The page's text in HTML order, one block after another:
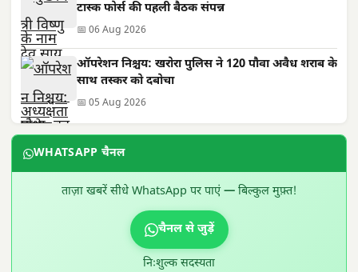
टास्क फोर्स की पहली बैठक संपन्न
📅 06 Aug 2026
ऑपरेशन निश्चय: खरोरा पुलिस ने 120 पौवा अवैध शराब के
साथ तस्कर को दबोचा
📅 05 Aug 2026
WHATSAPP चैनल
ताज़ा खबरें सीधे WhatsApp पर पाएं — बिल्कुल मुफ़्त!
चैनल से जुड़ें
निःशुल्क सदस्यता